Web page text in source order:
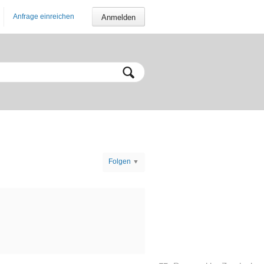
Anmelden
Anfrage einreichen
Folgen